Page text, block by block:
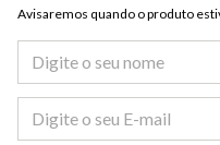
Avisaremos quando o produto